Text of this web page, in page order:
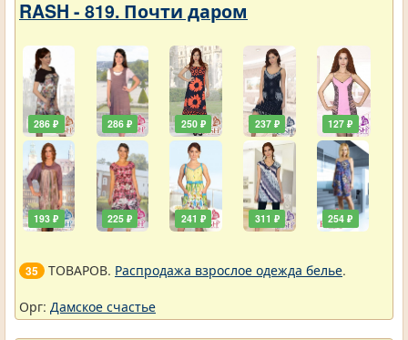
RASH - 819. Почти даром
286 ₽
193 ₽
286 ₽
225 ₽
250 ₽
241 ₽
237 ₽
311 ₽
127 ₽
254 ₽
35 ТОВАРОВ. Распродажа взрослое одежда белье.
Орг: Дамское счастье